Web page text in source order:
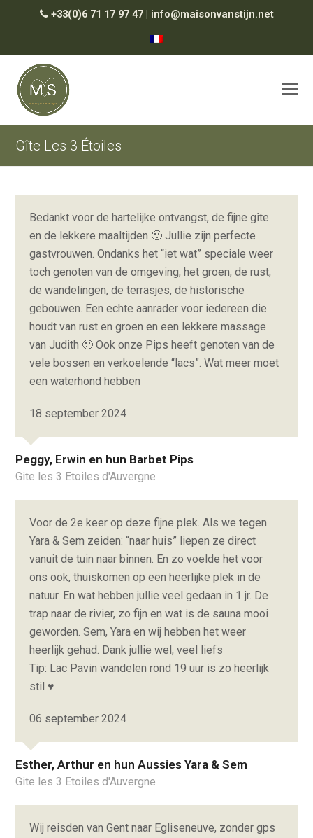
+33(0)6 71 17 97 47| info@maisonvanstijn.net
Gîte Les 3 Étoiles
Bedankt voor de hartelijke ontvangst, de fijne gîte
en de lekkere maaltijden 🙂 Jullie zijn perfecte
gastvrouwen. Ondanks het “iet wat” speciale weer
toch genoten van de omgeving, het groen, de rust,
de wandelingen, de terrasjes, de historische
gebouwen. Een echte aanrader voor iedereen die
houdt van rust en groen en een lekkere massage
van Judith 🙂 Ook onze Pips heeft genoten van de
vele bossen en verkoelende “lacs”. Wat meer moet
een waterhond hebben
18 september 2024
Peggy, Erwin en hun Barbet Pips
Gite les 3 Etoiles d'Auvergne
Voor de 2e keer op deze fijne plek. Als we tegen
Yara & Sem zeiden: “naar huis” liepen ze direct
vanuit de tuin naar binnen. En zo voelde het voor
ons ook, thuiskomen op een heerlijke plek in de
natuur. En wat hebben jullie veel gedaan in 1 jr. De
trap naar de rivier, zo fijn en wat is de sauna mooi
geworden. Sem, Yara en wij hebben het weer
heerlijk gehad. Dank jullie wel, veel liefs
Tip: Lac Pavin wandelen rond 19 uur is zo heerlijk
stil ♥
06 september 2024
Esther, Arthur en hun Aussies Yara & Sem
Gite les 3 Etoiles d'Auvergne
Wij reisden van Gent naar Egliseneuve, zonder gps